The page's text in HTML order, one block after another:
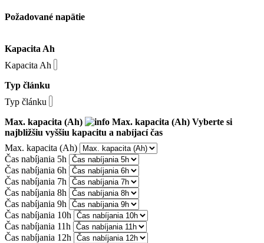
Požadované napätie
Kapacita Ah
Kapacita Ah
Typ článku
Typ článku
Max. kapacita (Ah)
Max. kapacita (Ah) Vyberte si
najbližšiu vyššiu kapacitu a nabíjací čas
Max. kapacita (Ah)
Čas nabíjania 5h
Čas nabíjania 6h
Čas nabíjania 7h
Čas nabíjania 8h
Čas nabíjania 9h
Čas nabíjania 10h
Čas nabíjania 11h
Čas nabíjania 12h